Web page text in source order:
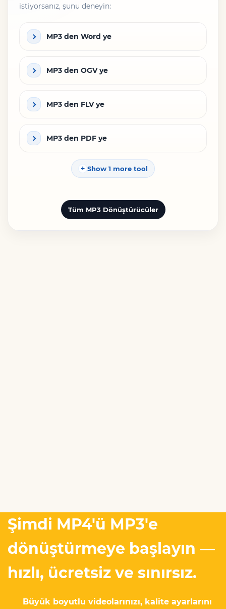
istiyorsanız, şunu deneyin:
MP3 den Word ye
MP3 den OGV ye
MP3 den FLV ye
MP3 den PDF ye
Show 1 more tool
Tüm MP3 Dönüştürücüler
Şimdi MP4'ü MP3'e
dönüştürmeye başlayın —
hızlı, ücretsiz ve sınırsız.
Büyük boyutlu videolarınızı, kalite ayarlarını